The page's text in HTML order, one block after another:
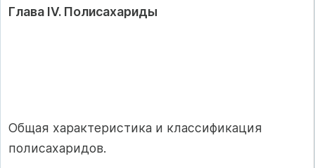
Глава IV. Полисахариды
Общая характеристика и классификация
полисахаридов.